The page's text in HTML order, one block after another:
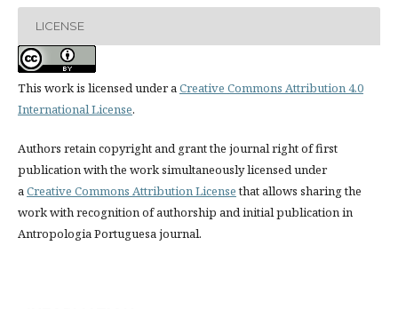
LICENSE
This work is licensed under aCreative Commons Attribution 4.0
International License.
Authors retain copyright and grant the journal right of first
publication with the work simultaneously licensed under
aCreative Commons Attribution Licensethat allows sharing the
work with recognition of authorship and initial publication in
Antropologia Portuguesa journal.